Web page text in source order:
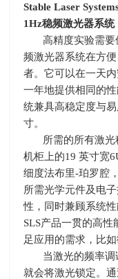
Stable Laser
1Hz稳频激光器系统
高精度实验需要
频激光器系统在方
者。它可以在一天
一年地提供相同的
统兼具高稳定度与
寸。
所需的所有激
机柜上的19英寸宽
细度法布里-珀罗腔
所需光学元件及电
性，同时兼顾系统
SLS产品一贯的高性
足应用的需求，比
当激光的频率
就会将激光锁定。